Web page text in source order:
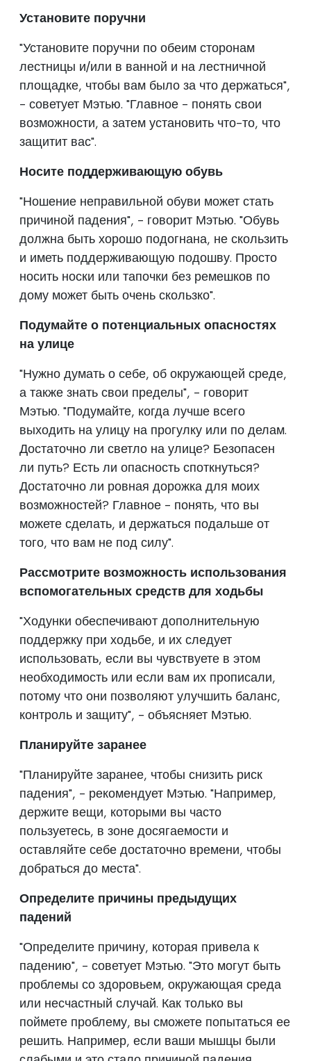
Установите поручни
"Установите поручни по обеим сторонам
лестницы и/или в ванной и на лестничной
площадке, чтобы вам было за что держаться",
- советует Мэтью. "Главное - понять свои
возможности, а затем установить что-то, что
защитит вас".
Носите поддерживающую обувь
"Ношение неправильной обуви может стать
причиной падения", - говорит Мэтью. "Обувь
должна быть хорошо подогнана, не скользить
и иметь поддерживающую подошву. Просто
носить носки или тапочки без ремешков по
дому может быть очень скользко".
Подумайте о потенциальных опасностях
на улице
"Нужно думать о себе, об окружающей среде,
а также знать свои пределы", - говорит
Мэтью. "Подумайте, когда лучше всего
выходить на улицу на прогулку или по делам.
Достаточно ли светло на улице? Безопасен
ли путь? Есть ли опасность споткнуться?
Достаточно ли ровная дорожка для моих
возможностей? Главное - понять, что вы
можете сделать, и держаться подальше от
того, что вам не под силу".
Рассмотрите возможность использования
вспомогательных средств для ходьбы
"Ходунки обеспечивают дополнительную
поддержку при ходьбе, и их следует
использовать, если вы чувствуете в этом
необходимость или если вам их прописали,
потому что они позволяют улучшить баланс,
контроль и защиту", - объясняет Мэтью.
Планируйте заранее
"Планируйте заранее, чтобы снизить риск
падения", - рекомендует Мэтью. "Например,
держите вещи, которыми вы часто
пользуетесь, в зоне досягаемости и
оставляйте себе достаточно времени, чтобы
добраться до места".
Определите причины предыдущих
падений
"Определите причину, которая привела к
падению", - советует Мэтью. "Это могут быть
проблемы со здоровьем, окружающая среда
или несчастный случай. Как только вы
поймете проблему, вы сможете попытаться ее
решить. Например, если ваши мышцы были